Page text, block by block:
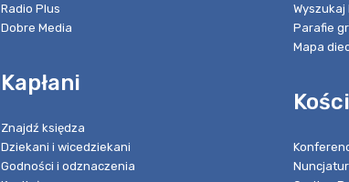
Radio Plus
Dobre Media
Kapłani
Znajdź księdza
Dziekani i wicedziekani
Godności i odznaczenia
Wyszukaj
Parafie
Mapa